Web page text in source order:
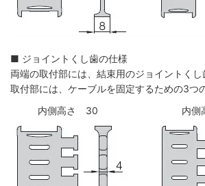
■ ジョイントくし歯の仕様
両端の取付部には、結束用のジョイントくし
取付部には、ケーブルを固定するための3つ
内側高さ 30
内